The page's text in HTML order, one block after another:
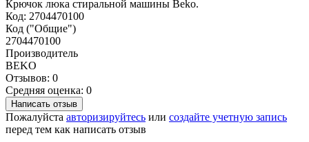
Крючок люка стиральной машины Beko.
Код: 2704470100
Код ("Общие")
2704470100
Производитель
BEKO
Отзывов: 0
Средняя оценка: 0
Написать отзыв
Пожалуйста авторизируйтесь или создайте учетную запись
перед тем как написать отзыв